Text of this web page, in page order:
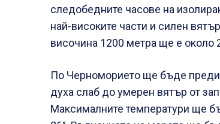
следобедните часове на
най-високите части и силен
височина 1200 метра ще е около
По Черноморието ще бъде
духа слаб до умерен вятър от
Максималните температури ще